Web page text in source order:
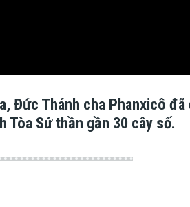
Đức Thánh cha Phanxicô
Tòa Sứ thần gần 30 cây số.